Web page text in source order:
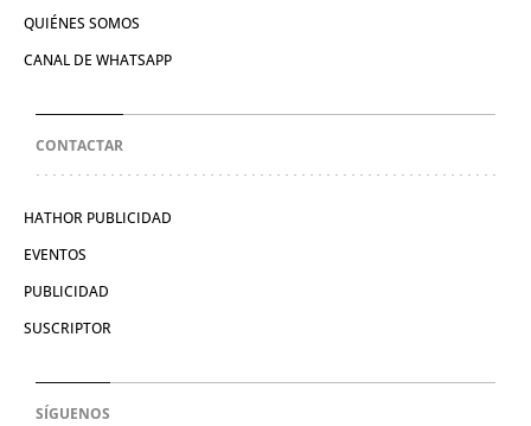
QUIÉNES SOMOS
CANAL DE WHATSAPP
CONTACTAR
HATHOR PUBLICIDAD
EVENTOS
PUBLICIDAD
SUSCRIPTOR
SÍGUENOS